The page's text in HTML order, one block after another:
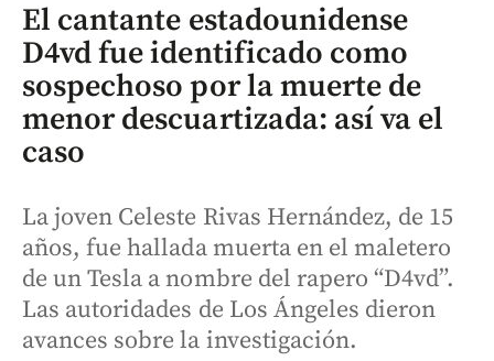
El cantante estadounidense
D4vd fue identificado como
sospechoso por la muerte de
menor descuartizada: así va el
caso
La joven Celeste Rivas Hernández, de 15
años, fue hallada muerta en el maletero
de un Tesla a nombre del rapero “D4vd”.
Las autoridades de Los Ángeles dieron
avances sobre la investigación.